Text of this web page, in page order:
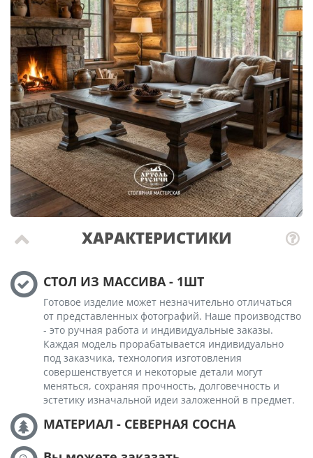
ХАРАКТЕРИСТИКИ
СТОЛ ИЗ МАССИВА - 1ШТ
Готовое изделие может незначительно отличаться
от представленных фотографий. Наше производство
- это ручная работа и индивидуальные заказы.
Каждая модель прорабатывается индивидуально
под заказчика, технология изготовления
совершенствуется и некоторые детали могут
меняться, сохраняя прочность, долговечность и
эстетику изначальной идеи заложенной в предмет.
МАТЕРИАЛ - СЕВЕРНАЯ СОСНА